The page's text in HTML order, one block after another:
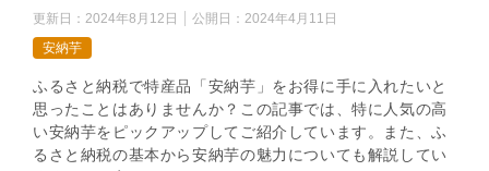
更新日： 2024年8月12日 公開日： 2024年4月11日
安納芋
ふるさと納税で特産品「安納芋」をお得に手に入れたいと
思ったことはありませんか？この記事では、特に人気の高
い安納芋をピックアップしてご紹介しています。また、ふ
るさと納税の基本から安納芋の魅力についても解説してい